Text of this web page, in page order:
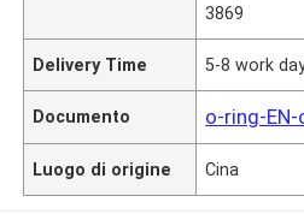
3869
Delivery Time 5-8 work
Documento o-ring-
Luogo di origine Cina